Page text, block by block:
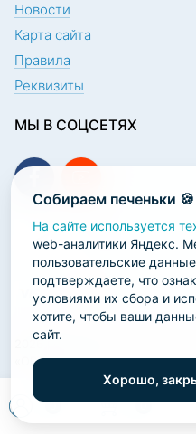
0 0
Собираем печеньки 🍪
На сайте используется
web-аналитики Яндекс.
пользовательские
подтверждаете, что
условиями их сбора и
хотите, чтобы ваши
сайт.
Хорошо,
Новости
Карта сайта
Правила
Реквизиты
МЫ В СОЦСЕТЯХ
ПОДПИСКА НА
2026 ООО «Научно-
«ОРТОДЕНТ»